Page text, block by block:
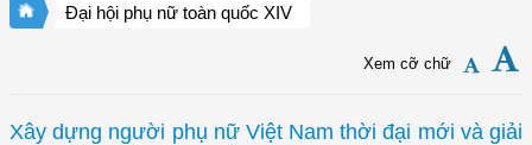
Đại hội phụ nữ toàn quốc XIV
Xem cỡ chữ
Xây dựng người phụ nữ Việt Nam thời đại mới và giải